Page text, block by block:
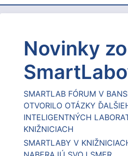
Novinky zo
SMARTLAB FÓRUM V
OTVORILO OTÁZKY
INTELIGENTNÝCH
KNIŽNICIACH
SMARTLABY V